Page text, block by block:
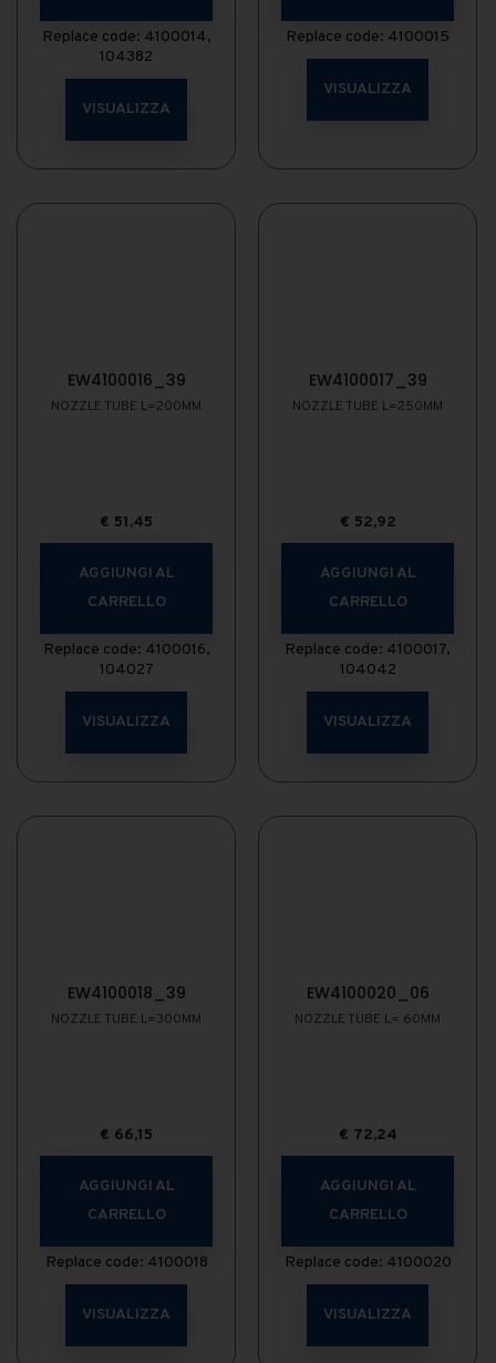
Replace code: 4100014,
104382
VISUALIZZA
Replace code: 4100015
VISUALIZZA
EW4100016_39
NOZZLE TUBE L=200MM
€ 51,45
AGGIUNGI AL
CARRELLO
Replace code: 4100016,
104027
VISUALIZZA
EW4100017_39
NOZZLE TUBE L=250MM
€ 52,92
AGGIUNGI AL
CARRELLO
Replace code: 4100017,
104042
VISUALIZZA
EW4100018_39
NOZZLE TUBE L=300MM
€ 66,15
AGGIUNGI AL
CARRELLO
Replace code: 4100018
VISUALIZZA
EW4100020_06
NOZZLE TUBE L= 60MM
€ 72,24
AGGIUNGI AL
CARRELLO
Replace code: 4100020
VISUALIZZA